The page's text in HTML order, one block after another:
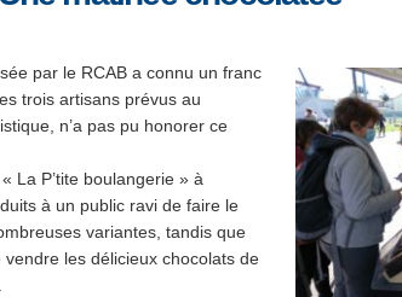
par le RCAB a connu un franc
trois artisans prévus au
n’a pas pu honorer ce
« La P’tite boulangerie » à
à un public ravi de faire le
variantes, tandis que
les délicieux chocolats de
Les adversaires en Fédérale 2 et Fédérale B: de
vieilles connaissances et un nouveau venu
6 juillet 2026
Groupe senior: tout un programme de
préparation pour être prêt le 13 septembre!
Bilan
6 mai
note
25